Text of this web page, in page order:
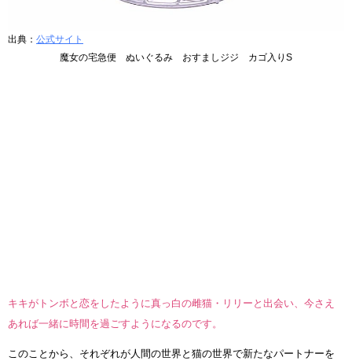
出典： 公式サイト
魔女の宅急便 ぬいぐるみ おすましジジ カゴ入りS
キキがトンボと恋をしたように真っ白の雌猫・リリーと出会い、今さえ
あれば一緒に時間を過ごすようになるのです。
このことから、それぞれが人間の世界と猫の世界で新たなパートナーを